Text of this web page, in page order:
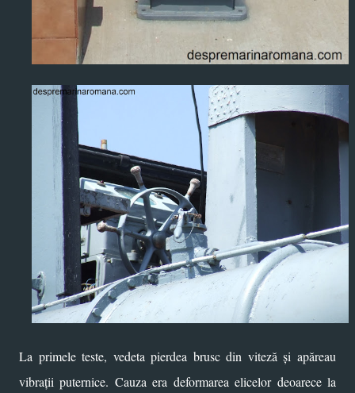
La primele teste, vedeta pierdea brusc din viteză și apăreau
vibrații puternice. Cauza era deformarea elicelor deoarece la